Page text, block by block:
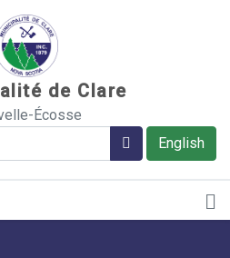
de Clare
Écosse
English
Rechercher